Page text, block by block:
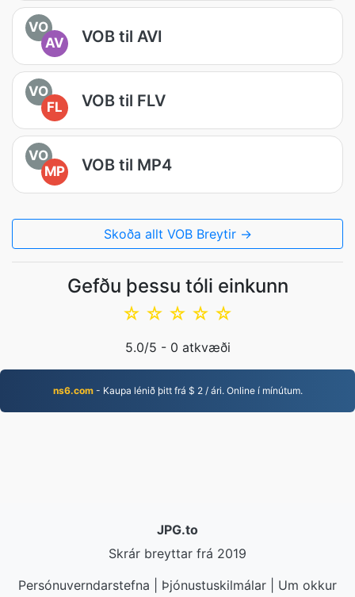
VO
AV
VOB til AVI
VO
FL
VOB til FLV
VO
MP
VOB til MP4
Skoða allt VOB Breytir →
Gefðu þessu tóli einkunn
☆
☆
☆
☆
☆
5.0/5 - 0 atkvæði
ns6.com- Kaupa lénið þitt frá $ 2 / ári. Online í mínútum.
JPG.to
Skrár breyttar frá 2019
Persónuverndarstefna
Þjónustuskilmálar
Um okkur